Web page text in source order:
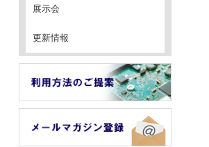
展示会
更新情報